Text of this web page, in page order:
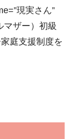
現実さん”
マザー）初級
庭支援制度を